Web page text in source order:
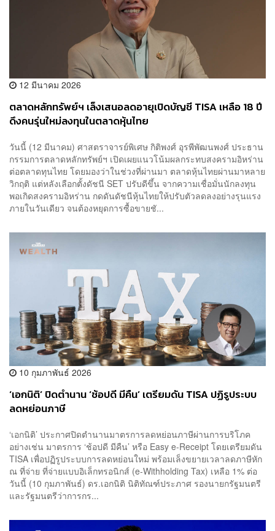
12 มีนาคม 2026
ตลาดหลักทรัพย์ฯ เล็งเสนอลดอายุเปิดบัญชี TISA เหลือ 18 ปี
ดึงคนรุ่นใหม่ลงทุนในตลาดหุ้นไทย
วันนี้ (12 มีนาคม) ศาสตราจารย์พิเศษ กิติพงศ์ อุรพีพัฒนพงศ์ ประธาน
กรรมการตลาดหลักทรัพย์ฯ เปิดเผยแนวโน้มผลกระทบสงครามอิหร่าน
ต่อตลาดทุนไทย โดยมองว่าในช่วงที่ผ่านมา ตลาดหุ้นไทยผ่านมาหลาย
วิกฤติ แต่หลังเลือกตั้งดัชนี SET ปรับดีขึ้น จากความเชื่อมั่นนักลงทุน
พอเกิดสงครามอิหร่าน กดดันดัชนีหุ้นไทยให้ปรับตัวลดลงอย่างรุนแรง
ภายในวันเดียว จนต้องหยุดการซื้อขายชั...
10 กุมภาพันธ์ 2026
‘เอกนิติ’ ปิดตำนาน ‘ช้อปดี มีคืน’ เตรียมดัน TISA ปฏิรูประบบ
ลดหย่อนภาษี
‘เอกนิติ’ ประกาศปิดตำนานมาตรการลดหย่อนภาษีผ่านการบริโภค
อย่างเช่น มาตรการ ‘ช้อปดี มีคืน’ หรือ Easy e-Receipt โดยเตรียมดัน
TISA เพื่อปฏิรูประบบการลดหย่อนใหม่ พร้อมเล็งขยายเวลาลดภาษีหัก
ณ ที่จ่าย ที่จ่ายแบบอิเล็กทรอนิกส์ (e-Withholding Tax) เหลือ 1% ต่อ
วันนี้ (10 กุมภาพันธ์) ดร.เอกนิติ นิติทัณฑ์ประภาศ รองนายกรัฐมนตรี
และรัฐมนตรีว่าการกร...